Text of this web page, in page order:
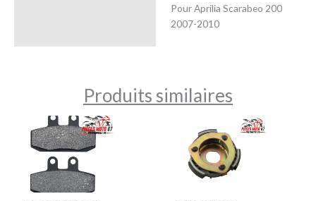
Pour Aprilia Scarabeo 200
2007-2010
Produits similaires